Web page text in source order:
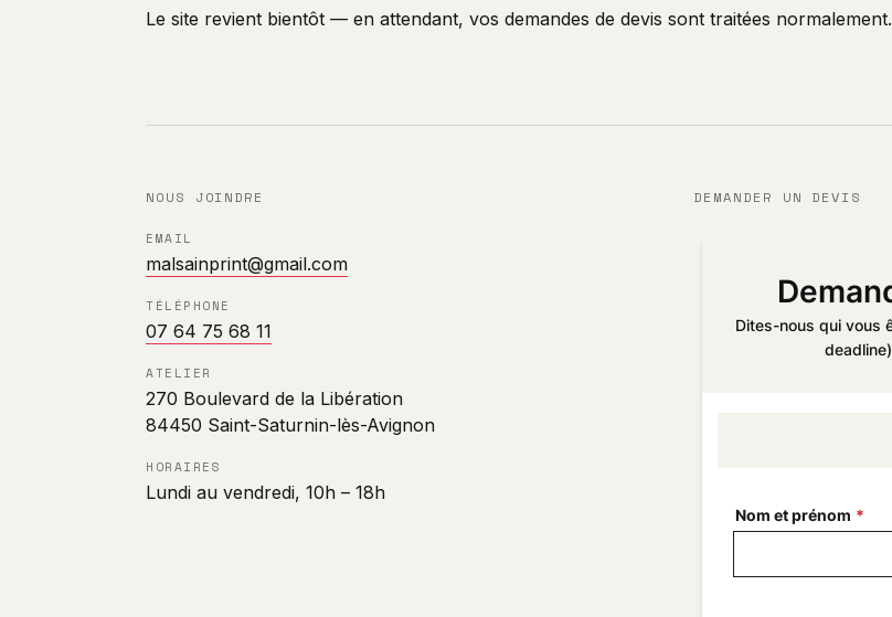
Le site revient bientôt — en attendant, vos demandes de devis sont traitées normalement.
NOUS JOINDRE
EMAIL
malsainprint@gmail.com
TÉLÉPHONE
07 64 75 68 11
ATELIER
270 Boulevard de la Libération
84450 Saint-Saturnin-lès-Avignon
HORAIRES
Lundi au vendredi, 10h – 18h
DEMANDER UN DEVIS